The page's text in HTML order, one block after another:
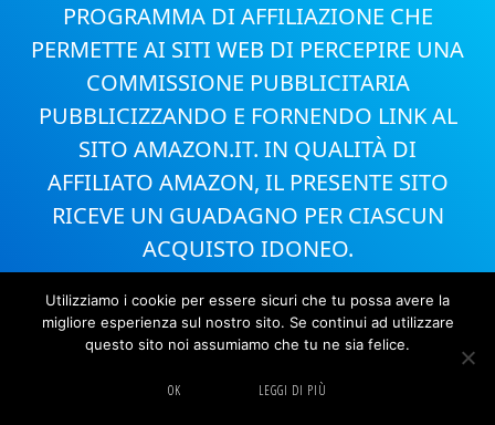
PROGRAMMA DI AFFILIAZIONE CHE
PERMETTE AI SITI WEB DI PERCEPIRE UNA
COMMISSIONE PUBBLICITARIA
PUBBLICIZZANDO E FORNENDO LINK AL
SITO AMAZON.IT. IN QUALITÀ DI
AFFILIATO AMAZON, IL PRESENTE SITO
RICEVE UN GUADAGNO PER CIASCUN
ACQUISTO IDONEO.
Il sito partecipa al Programma Affiliazione Amazon EU, un programma di
pubblicitaria pubblicizzando e fornendo link al sito Amazon.it.
Utilizziamo i cookie per essere sicuri che tu possa avere la
migliore esperienza sul nostro sito. Se continui ad utilizzare
questo sito noi assumiamo che tu ne sia felice.
OK LEGGI DI PIÙ